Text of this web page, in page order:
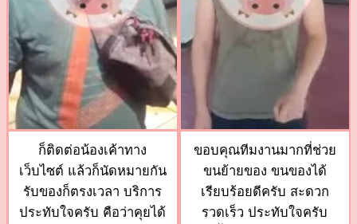
ก็ติดต่อน้องเค้าทาง
เว็บไซต์ แล้วก็นัดหมายกัน
รับของก็ตรงเวลา บริการ
ประทับใจครับ คือว่าคุยได้
ขอบคุณทีมงานมากที่ช่วย
ขนย้ายของ ขนของได้
เรียบร้อยดีครับ สะดวก
รวดเร็ว ประทับใจครับ